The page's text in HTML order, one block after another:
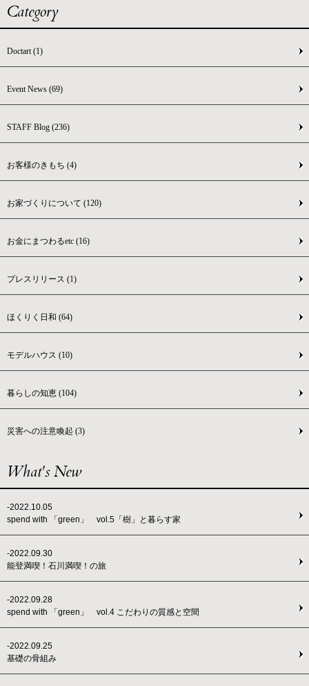
Category
Doctart(1)
Event News (69)
STAFF Blog (236)
お客様のきもち (4)
お家づくりについて (120)
お金にまつわるetc (16)
プレスリリース (1)
ほくりく日和 (64)
モデルハウス (10)
暮らしの知恵 (104)
災害への注意喚起 (3)
What's New
-2022.10.05
spend with 「green」 vol.5「樹」と暮らす家
-2022.09.30
能登満喫！石川満喫！の旅
-2022.09.28
spend with 「green」 vol.4 こだわりの質感と空間
-2022.09.25
基礎の骨組み